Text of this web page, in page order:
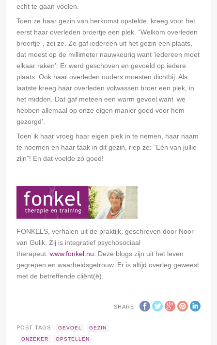
echt te gaan voelen.
Toen ze haar gezin van herkomst opstelde, kreeg voor het
eerst haar overleden broertje een plek. “Welkom overleden
broertje”, zei ze. Ze gaf iedereen uit het gezin een plaats,
dat moest op de millimeter nauwkeurig want ‘iedereen moet
elkaar raken’. Er werd geschoven en gevoeld op iedere
plaats. Ook haar overleden ouders moesten dichtbij. Als
laatste kreeg haar overleden volwassen broer een plek, in
het midden. Dat gaf meteen een warm gevoel want ‘we
hebben allemaal op onze eigen manier goed voor hem
gezorgd’.
Toen ik haar vroeg haar eigen plek in te nemen, haar naam
te noemen en haar taak in dit gezin, riep ze: “Eén van jullie
zijn”! En dat voelde zó goed!
FONKELS, verhalen uit de praktijk, geschreven door Noor
van Gulik. Zij is integratief psychosociaal
therapeut.www.fonkel.nu. Deze blogs zijn uit het leven
gegrepen en waarheidsgetrouw. Er is altijd overleg geweest
met de betreffende cliënt(ë).
SHARE
POST TAGS GEVOEL GEZIN
ONZEKER OPSTELLEN